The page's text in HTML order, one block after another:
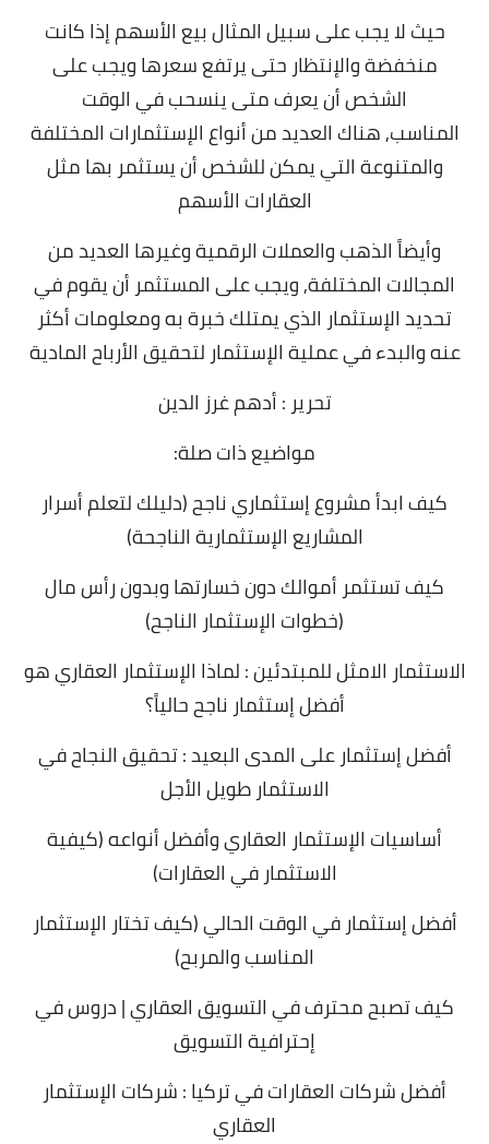
حيث لا يجب على سبيل المثال بيع الأسهم إذا كانت
منخفضة والإنتظار حتى يرتفع سعرها ويجب على
الشخص أن يعرف متى ينسحب في الوقت
المناسب,هناك العديد من أنواع الإستثمارات المختلفة
والمتنوعة التي يمكن للشخص أن يستثمر بها مثل
العقارات الأسهم
وأيضاً الذهب والعملات الرقمية وغيرها العديد من
المجالات المختلفة, ويجب على المستثمر أن يقوم في
تحديد الإستثمار الذي يمتلك خبرة به ومعلومات أكثر
عنه والبدء في عملية الإستثمار لتحقيق الأرباح المادية
تحرير : أدهم غرز الدين
مواضيع ذات صلة:
كيف ابدأ مشروع إستثماري ناجح (دليلك لتعلم أسرار
المشاريع الإستثمارية الناجحة)
كيف تستثمر أموالك دون خسارتها وبدون رأس مال
(خطوات الإستثمار الناجح)
الاستثمار الامثل للمبتدئين : لماذا الإستثمار العقاري هو
أفضل إستثمار ناجح حالياً؟
أفضل إستثمار على المدى البعيد : تحقيق النجاح في
الاستثمار طويل الأجل
أساسيات الإستثمار العقاري وأفضل أنواعه (كيفية
الاستثمار في العقارات)
أفضل إستثمار في الوقت الحالي (كيف تختار الإستثمار
المناسب والمربح)
كيف تصبح محترف في التسويق العقاري | دروس في
إحترافية التسويق
أفضل شركات العقارات في تركيا : شركات الإستثمار
العقاري